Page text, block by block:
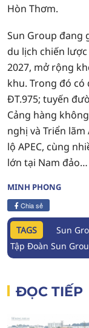
Hòn Thơm.
Sun Group đang
du lịch chiến lược
2027, mở rộng
khu. Trong đó
ĐT.975; tuyến
Cảng hàng
nghị và Triển lãm
lộ APEC, cùng
lớn tại Nam đảo…
MINH PHONG
Chia sẻ
TAGS Sun
Tập Đoàn Sun
ĐỌC TIẾP